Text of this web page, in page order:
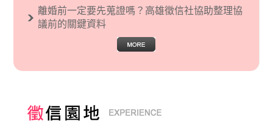
離婚前一定要先蒐證嗎？高雄徵信社協助整理協
議前的關鍵資料